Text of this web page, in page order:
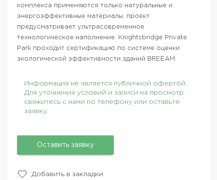
комплекса применяются только натуральные и
энергоэффективные материалы, проект
предусматривает ультрасовременное
технологическое наполнение. Knightsbridge Private
Park проходит сертификацию по системе оценки
экологической эффективности зданий BREEAM.
Информация не является публичной офертой.
Для уточнения условий и записи на просмотр
свяжитесь с нами по телефону или оставьте
заявку.
Оставить заявку
Добавить в закладки